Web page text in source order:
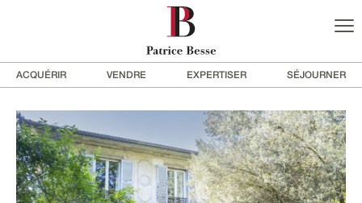
ACQUÉRIR VENDRE EXPERTISER SÉJOURNER